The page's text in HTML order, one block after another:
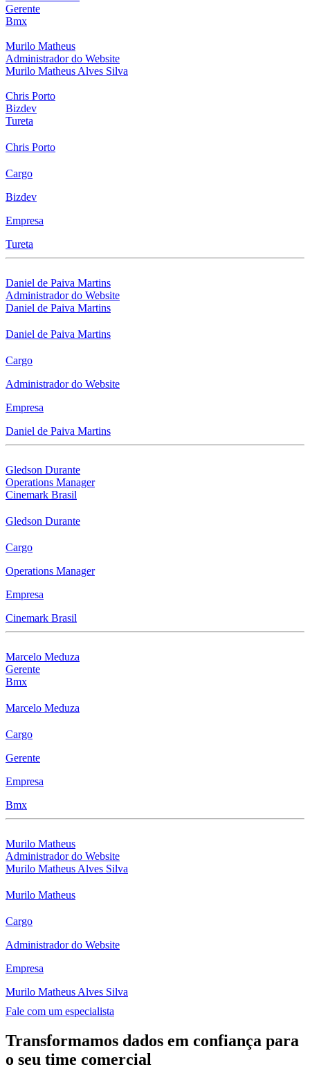
Gerente
Bmx
Murilo Matheus
Administrador do Website
Murilo Matheus Alves Silva
Chris Porto
Bizdev
Tureta
Chris Porto
Cargo
Bizdev
Empresa
Tureta
Daniel de Paiva Martins
Administrador do Website
Daniel de Paiva Martins
Daniel de Paiva Martins
Cargo
Administrador do Website
Empresa
Daniel de Paiva Martins
Gledson Durante
Operations Manager
Cinemark Brasil
Gledson Durante
Cargo
Operations Manager
Empresa
Cinemark Brasil
Marcelo Meduza
Gerente
Bmx
Marcelo Meduza
Cargo
Gerente
Empresa
Bmx
Murilo Matheus
Administrador do Website
Murilo Matheus Alves Silva
Murilo Matheus
Cargo
Administrador do Website
Empresa
Murilo Matheus Alves Silva
Fale com um especialista
Transformamos dados em confiança para
o seu time comercial